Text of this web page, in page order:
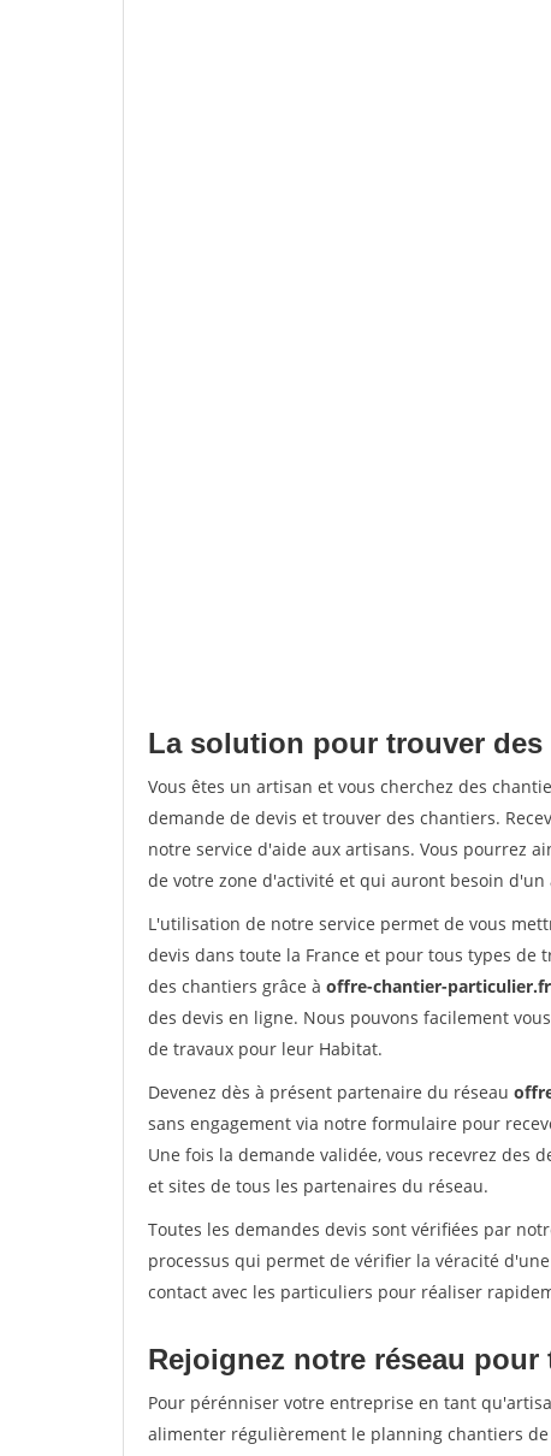
La solution pour trouver
Vous êtes un artisan et vous cherchez des
demande de devis et trouver des chantiers.
notre service d'aide aux artisans. Vous pourrez
de votre zone d'activité et qui auront besoin
L'utilisation de notre service permet de vous
devis dans toute la France et pour tous types
des chantiers grâce à offre-chantier-particulier.fr
des devis en ligne. Nous pouvons facilement
de travaux pour leur Habitat.
Devenez dès à présent partenaire du réseau
sans engagement via notre formulaire pour
Une fois la demande validée, vous recevrez des
et sites de tous les partenaires du réseau.
Toutes les demandes devis sont vérifiées par
processus qui permet de vérifier la véracité
contact avec les particuliers pour réaliser
Rejoignez notre réseau
Pour pérénniser votre entreprise en tant
alimenter régulièrement le planning chantiers